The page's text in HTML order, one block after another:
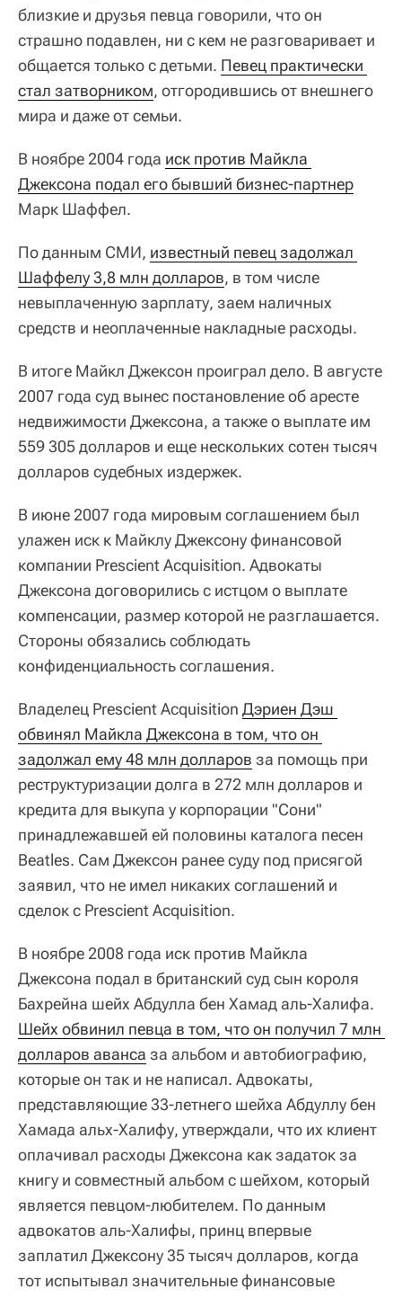
близкие и друзья певца говорили, что он
страшно подавлен, ни с кем не разговаривает и
общается только с детьми. Певец практически
стал затворником, отгородившись от внешнего
мира и даже от семьи.
В ноябре 2004 года иск против Майкла
Джексона подал его бывший бизнес-партнер
Марк Шаффел.
По данным СМИ, известный певец задолжал
Шаффелу 3,8 млн долларов, в том числе
невыплаченную зарплату, заем наличных
средств и неоплаченные накладные расходы.
В итоге Майкл Джексон проиграл дело. В августе
2007 года суд вынес постановление об аресте
недвижимости Джексона, а также о выплате им
559 305 долларов и еще нескольких сотен тысяч
долларов судебных издержек.
В июне 2007 года мировым соглашением был
улажен иск к Майклу Джексону финансовой
компании Prescient Acquisition. Адвокаты
Джексона договорились с истцом о выплате
компенсации, размер которой не разглашается.
Стороны обязались соблюдать
конфиденциальность соглашения.
Владелец Prescient Acquisition Дэриен Дэш
обвинял Майкла Джексона в том, что он
задолжал ему 48 млн долларов за помощь при
реструктуризации долга в 272 млн долларов и
кредита для выкупа у корпорации "Сони"
принадлежавшей ей половины каталога песен
Beatles. Сам Джексон ранее суду под присягой
заявил, что не имел никаких соглашений и
сделок с Prescient Acquisition.
В ноябре 2008 года иск против Майкла
Джексона подал в британский суд сын короля
Бахрейна шейх Абдулла бен Хамад аль-Халифа.
Шейх обвинил певца в том, что он получил 7 млн
долларов аванса за альбом и автобиографию,
которые он так и не написал. Адвокаты,
представляющие 33-летнего шейха Абдуллу бен
Хамада альх-Халифу, утверждали, что их клиент
оплачивал расходы Джексона как задаток за
книгу и совместный альбом с шейхом, который
является певцом-любителем. По данным
адвокатов аль-Халифы, принц впервые
заплатил Джексону 35 тысяч долларов, когда
тот испытывал значительные финансовые